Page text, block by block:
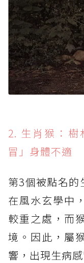
2. 生肖猴：樹
冒」身體不適
第3個被點名的
在風水玄學中
較重之處，而
境。因此，屬
響，出現生病